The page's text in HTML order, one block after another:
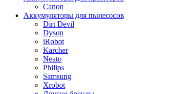
Canon
Аккумуляторы для пылесосов
Dirt Devil
Dyson
iRobot
Karcher
Neato
Philips
Samsung
Xrobot